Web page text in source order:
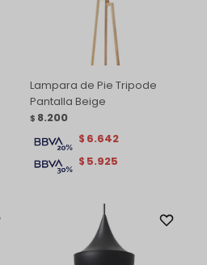
Lampara de Pie Tripode
Pantalla Beige
$ 8.200
$ 5.925
$ 6.642